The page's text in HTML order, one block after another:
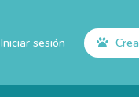
Iniciar sesión